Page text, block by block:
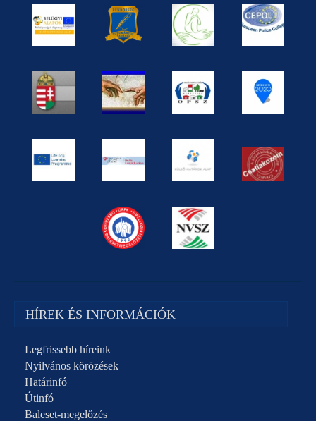
HÍREK ÉS INFORMÁCIÓK
Legfrissebb híreink
Nyilvános körözések
Határinfó
Útinfó
Baleset-megelőzés